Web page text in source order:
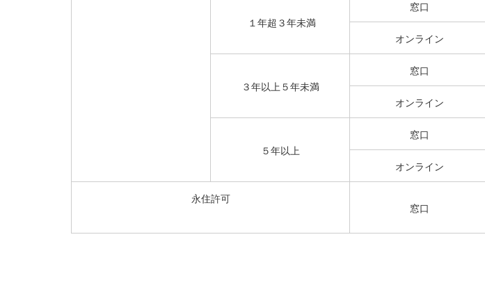
１年超３年未満
窓口
オンライン
３年以上５年未満
窓口
オンライン
５年以上
窓口
オンライン
永住許可
窓口